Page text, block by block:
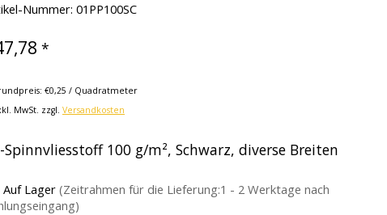
Nummer: 01PP100SC
*
€0,25 / Quadratmeter
MwSt. zzgl. Versandkosten
Spinnvliesstoff 100 g/m², Schwarz, diverse Breiten
Auf Lager (Zeitrahmen für die Lieferung:1 - 2 Werktage nach